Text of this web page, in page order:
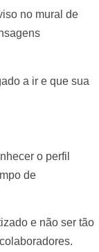
no mural de
a ir e que sua
o perfil
de
e não ser tão